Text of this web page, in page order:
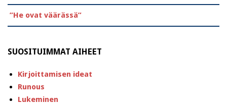
”He ovat väärässä”
SUOSITUIMMAT AIHEET
Kirjoittamisen ideat
Runous
Lukeminen